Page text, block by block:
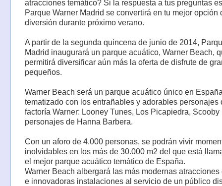
atracciones temático? Si la respuesta a tus preguntas
Parque Warner Madrid se convertirá en tu mejor opción
diversión durante próximo verano.
A partir de la segunda quincena de junio de 2014,
Madrid inaugurará un parque acuático, Warner Beach,
permitirá diversificar aún más la oferta de disfrute de
pequeños.
Warner Beach será un parque acuático único en
tematizado con los entrañables y adorables personajes
factoría Warner: Looney Tunes, Los Picapiedra, Scooby
personajes de Hanna Barbera.
Con un aforo de 4.000 personas, se podrán vivir
inolvidables en los más de 30.000 m2 del que está
el mejor parque acuático temático de España.
Warner Beach albergará las más modernas atracciones
e innovadoras instalaciones al servicio de un público